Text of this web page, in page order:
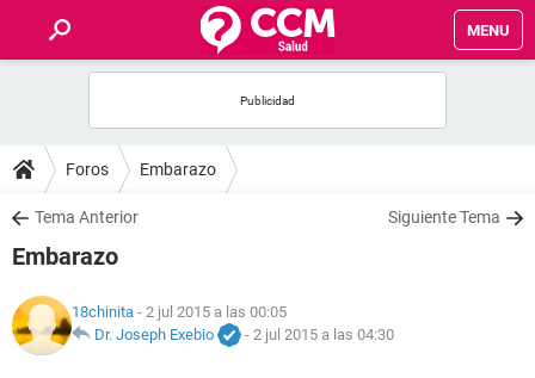
MENU
FOROS
SALUD
NUTRICIÓN
Foros Embarazo
Tema Anterior Siguiente Tema
Embarazo
18chinita - 2 jul 2015 a las 00:05
Dr. Joseph Exebio
- 2 jul 2015 a las 04:30